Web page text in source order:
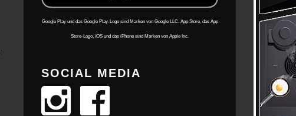
Google Play und das Google Play-Logo sind Marken von Google LLC. App Store, das App
Store-Logo, iOS und das iPhone sind Marken von Apple Inc.
SOCIAL MEDIA